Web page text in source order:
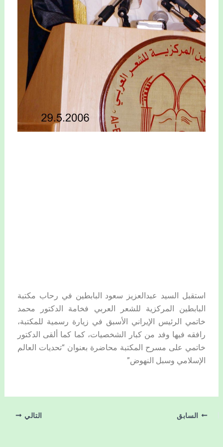
استقبل السيد عبدالعزيز سعود البابطين في رحاب مكتبة
البابطين المركزية للشعر العربي فخامة الدكتور محمد
خاتمي الرئيس الإيراني الأسبق في زيارة رسمية للمكتبة،
رافقه فيها وفد من كبار الشخصيات، كما كما ألقى الدكتور
خاتمي على مسرح المكتبة محاضرة بعنوان “تحديات العالم
الإسلامي وسبل النهوض”
السابق التالي